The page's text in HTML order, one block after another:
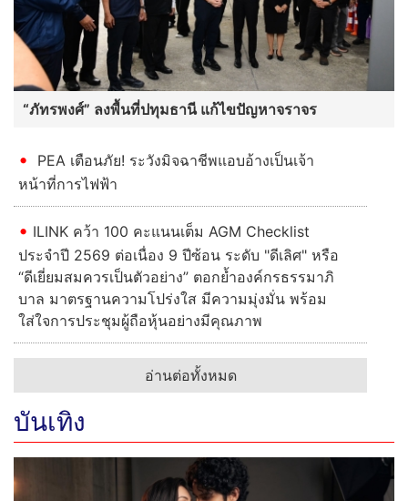
“ภัทรพงศ์” ลงพื้นที่ปทุมธานี แก้ไขปัญหาจราจร
PEA เตือนภัย! ระวังมิจฉาชีพแอบอ้างเป็นเจ้า
หน้าที่การไฟฟ้า
ILINK คว้า 100 คะแนนเต็ม AGM Checklist
ประจำปี 2569 ต่อเนื่อง 9 ปีซ้อน ระดับ "ดีเลิศ" หรือ
“ดีเยี่ยมสมควรเป็นตัวอย่าง” ตอกย้ำองค์กรธรรมาภิ
บาล มาตรฐานความโปร่งใส มีความมุ่งมั่น พร้อม
ใส่ใจการประชุมผู้ถือหุ้นอย่างมีคุณภาพ
อ่านต่อทั้งหมด
บันเทิง